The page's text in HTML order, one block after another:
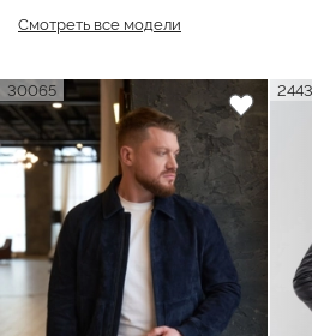
Смотреть все модели
30065